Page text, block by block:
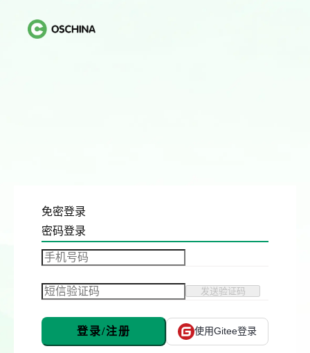
免密登录
密码登录
发送验证码
登录/注册 使用Gitee登录